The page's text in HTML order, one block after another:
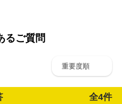
るご質問
重要度順
全4件